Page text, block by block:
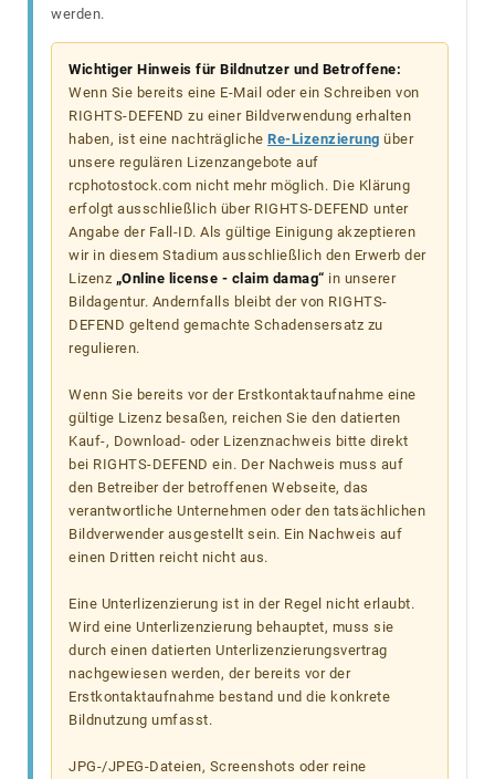
werden.
Wichtiger Hinweis für Bildnutzer und Betroffene:
Wenn Sie bereits eine E-Mail oder ein Schreiben von
RIGHTS-DEFEND zu einer Bildverwendung erhalten
haben, ist eine nachträgliche Re-Lizenzierung über
unsere regulären Lizenzangebote auf
rcphotostock.com nicht mehr möglich. Die Klärung
erfolgt ausschließlich über RIGHTS-DEFEND unter
Angabe der Fall-ID. Als gültige Einigung akzeptieren
wir in diesem Stadium ausschließlich den Erwerb der
Lizenz „Online license - claim damag“ in unserer
Bildagentur. Andernfalls bleibt der von RIGHTS-
DEFEND geltend gemachte Schadensersatz zu
regulieren.
Wenn Sie bereits vor der Erstkontaktaufnahme eine
gültige Lizenz besaßen, reichen Sie den datierten
Kauf-, Download- oder Lizenznachweis bitte direkt
bei RIGHTS-DEFEND ein. Der Nachweis muss auf
den Betreiber der betroffenen Webseite, das
verantwortliche Unternehmen oder den tatsächlichen
Bildverwender ausgestellt sein. Ein Nachweis auf
einen Dritten reicht nicht aus.
Eine Unterlizenzierung ist in der Regel nicht erlaubt.
Wird eine Unterlizenzierung behauptet, muss sie
durch einen datierten Unterlizenzierungsvertrag
nachgewiesen werden, der bereits vor der
Erstkontaktaufnahme bestand und die konkrete
Bildnutzung umfasst.
JPG-/JPEG-Dateien, Screenshots oder reine